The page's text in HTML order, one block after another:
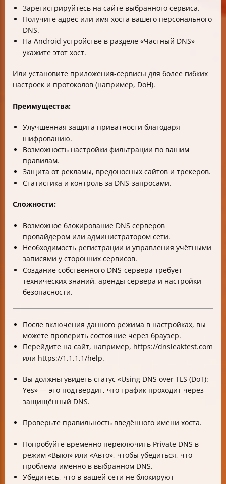
Зарегистрируйтесь на сайте выбранного сервиса.
Получите адрес или имя хоста вашего персонального
DNS.
На Android устройстве в разделе «Частный DNS»
укажите этот хост.
Или установите приложения-сервисы для более гибких
настроек и протоколов (например, DoH).
Преимущества:
Улучшенная защита приватности благодаря
шифрованию.
Возможность настройки фильтрации по вашим
правилам.
Защита от рекламы, вредоносных сайтов и трекеров.
Статистика и контроль за DNS-запросами.
Сложности:
Возможное блокирование DNS серверов
провайдером или администратором сети.
Необходимость регистрации и управления учётными
записями у сторонних сервисов.
Создание собственного DNS-сервера требует
технических знаний, аренды сервера и настройки
безопасности.
После включения данного режима в настройках, вы
можете проверить состояние через браузер.
Перейдите на сайт, например, https://dnsleaktest.com
или https://1.1.1.1/help.
Вы должны увидеть статус «Using DNS over TLS (DoT):
Yes» — это подтвердит, что трафик проходит через
защищённый DNS.
Проверьте правильность введённого имени хоста.
Попробуйте временно переключить Private DNS в
режим «Выкл» или «Авто», чтобы убедиться, что
проблема именно в выбранном DNS.
Убедитесь, что в вашей сети не блокируют